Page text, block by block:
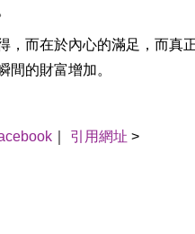
，而在於內心的滿足，而真
間的財富增加。
引用網址 >